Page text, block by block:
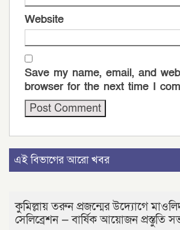
Website
Save my name, email, and
browser for the next time I
এই বিভাগের আরো খবর
কুমিল্লায় তরুন প্রজন্মের উদ্যোগে
সেলিব্রেশন — বার্ষিক আয়োজন প্রস্তুতি